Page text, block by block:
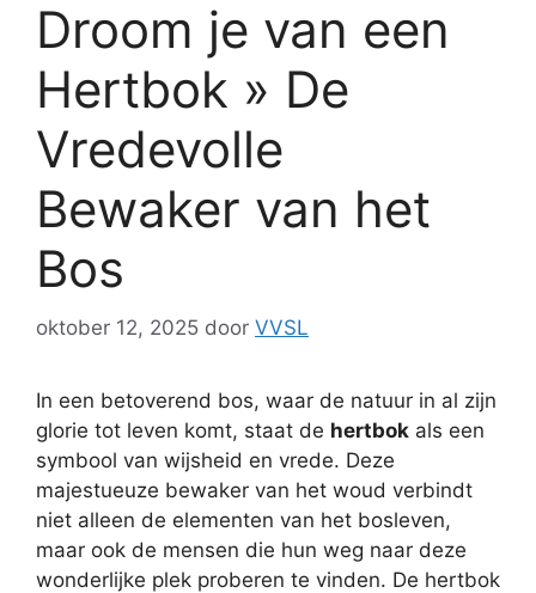
Droom je van een
Hertbok » De
Vredevolle
Bewaker van het
Bos
oktober 12, 2025 door VVSL
In een betoverend bos, waar de natuur in al zijn
glorie tot leven komt, staat de hertbok als een
symbool van wijsheid en vrede. Deze
majestueuze bewaker van het woud verbindt
niet alleen de elementen van het bosleven,
maar ook de mensen die hun weg naar deze
wonderlijke plek proberen te vinden. De hertbok